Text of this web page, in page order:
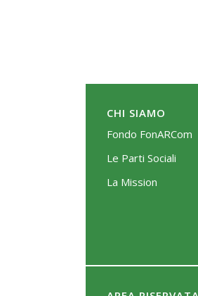
CHI SIAMO
Fondo FonARCom
Le Parti Sociali
La Mission